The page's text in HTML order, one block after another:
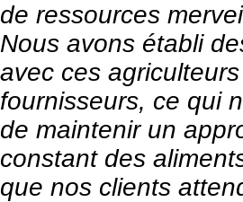
de ressources
Nous avons établi
avec ces
fournisseurs, ce qui
de maintenir un
constant des
que nos clients